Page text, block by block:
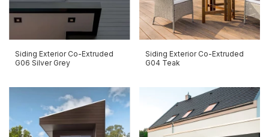
Siding Exterior Co-Extruded
G06 Silver Grey
Siding Exterior Co-Extruded
G04 Teak